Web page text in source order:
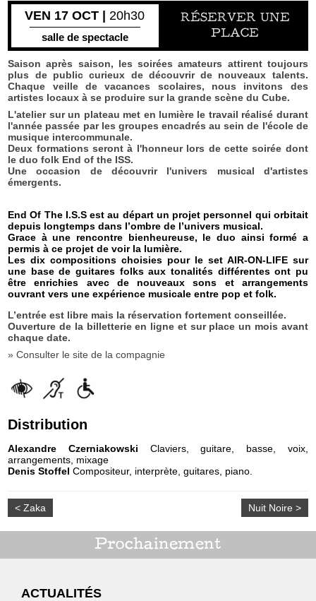
VEN 17 OCT |20h30
salle de spectacle
RÉSERVER UNE
PLACE
Saison après saison, les soirées amateurs attirent toujours
plus de public curieux de découvrir de nouveaux talents.
Chaque veille de vacances scolaires, nous invitons des
artistes locaux à se produire sur la grande scène du Cube.
L'atelier sur un plateau met en lumière le travail réalisé durant
l'année passée par les groupes encadrés au sein de l'école de
musique intercommunale.
Deux formations seront à l'honneur lors de cette soirée dont
le duo folk End of the ISS.
Une occasion de découvrir l'univers musical d'artistes
émergents.
End Of The I.S.S est au départ un projet personnel qui orbitait
depuis longtemps dans l’ombre de l’univers musical.
Grace à une rencontre bienheureuse, le duo ainsi formé a
permis à ce projet de voir la lumière.
Les dix compositions choisies pour le set AIR-ON-LIFE sur
une base de guitares folks aux tonalités différentes ont pu
être enrichies avec de nouveaux sons et arrangements
ouvrant vers une expérience musicale entre pop et folk.
L’entrée est libre mais la réservation fortement conseillée.
Ouverture de la billetterie en ligne et sur place un mois avant
chaque date.
» Consulter le site de la compagnie
Distribution
Alexandre Czerniakowski Claviers, guitare, basse, voix,
arrangements, mixage
Denis Stoffel Compositeur, interprète, guitares, piano.
< Zaka Nuit Noire >
Prochainement
ACTUALITÉS